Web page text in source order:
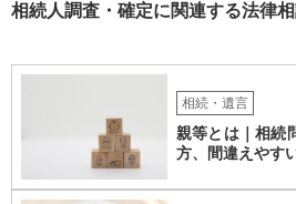
相続人調査・確定に関連する法律
相続・遺言
親等とは｜相続
方、間違えやす